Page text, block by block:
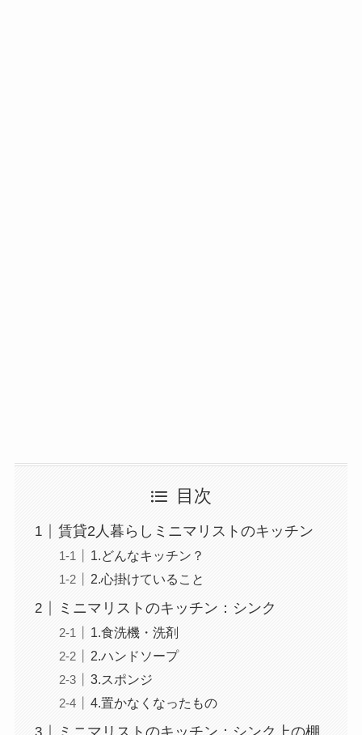
目次
賃貸2人暮らしミニマリストのキッチン
1.どんなキッチン？
2.心掛けていること
ミニマリストのキッチン：シンク
1.食洗機・洗剤
2.ハンドソープ
3.スポンジ
4.置かなくなったもの